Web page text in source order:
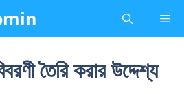
তৈরি করার উদ্দেশ্য